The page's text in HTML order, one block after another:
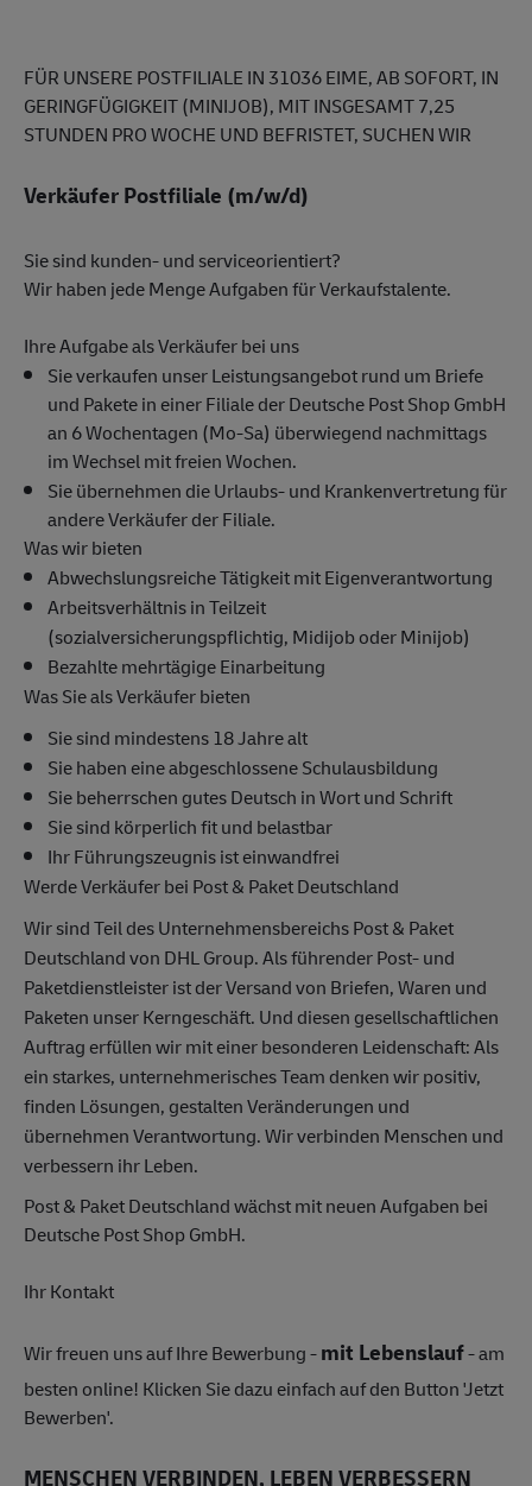
FÜR UNSERE POSTFILIALE IN 31036 EIME, AB SOFORT, IN
GERINGFÜGIGKEIT (MINIJOB), MIT INSGESAMT 7,25
STUNDEN PRO WOCHE UND BEFRISTET, SUCHEN WIR
Verkäufer Postfiliale (m/w/d)
Sie sind kunden- und serviceorientiert?
Wir haben jede Menge Aufgaben für Verkaufstalente.
Ihre Aufgabe als Verkäufer bei uns
Sie verkaufen unser Leistungsangebot rund um Briefe
und Pakete in einer Filiale der Deutsche Post Shop GmbH
an 6 Wochentagen (Mo-Sa) überwiegend nachmittags
im Wechsel mit freien Wochen.
Sie übernehmen die Urlaubs- und Krankenvertretung für
andere Verkäufer der Filiale.
Was wir bieten
Abwechslungsreiche Tätigkeit mit Eigenverantwortung
Arbeitsverhältnis in Teilzeit
(sozialversicherungspflichtig, Midijob oder Minijob)
Bezahlte mehrtägige Einarbeitung
Was Sie als Verkäufer bieten
Sie sind mindestens 18 Jahre alt
Sie haben eine abgeschlossene Schulausbildung
Sie beherrschen gutes Deutsch in Wort und Schrift
Sie sind körperlich fit und belastbar
Ihr Führungszeugnis ist einwandfrei
Werde Verkäufer bei Post & Paket Deutschland
Wir sind Teil des Unternehmensbereichs Post & Paket
Deutschland von DHL Group. Als führender Post- und
Paketdienstleister ist der Versand von Briefen, Waren und
Paketen unser Kerngeschäft. Und diesen gesellschaftlichen
Auftrag erfüllen wir mit einer besonderen Leidenschaft: Als
ein starkes, unternehmerisches Team denken wir positiv,
finden Lösungen, gestalten Veränderungen und
übernehmen Verantwortung. Wir verbinden Menschen und
verbessern ihr Leben.
Post & Paket Deutschland wächst mit neuen Aufgaben bei
Deutsche Post Shop GmbH.
Ihr Kontakt
Wir freuen uns auf Ihre Bewerbung -mit Lebenslauf- am
besten online! Klicken Sie dazu einfach auf den Button 'Jetzt
Bewerben'.
MENSCHEN VERBINDEN, LEBEN VERBESSERN